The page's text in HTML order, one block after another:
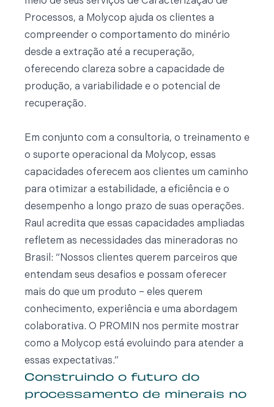
Processos, a Molycop ajuda os clientes a
compreender o comportamento do minério
desde a extração até a recuperação,
oferecendo clareza sobre a capacidade de
produção, a variabilidade e o potencial de
recuperação.
Em conjunto com a consultoria, o treinamento e
o suporte operacional da Molycop, essas
capacidades oferecem aos clientes um caminho
para otimizar a estabilidade, a eficiência e o
desempenho a longo prazo de suas operações.
Raul acredita que essas capacidades ampliadas
refletem as necessidades das mineradoras no
Brasil: “Nossos clientes querem parceiros que
entendam seus desafios e possam oferecer
mais do que um produto – eles querem
conhecimento, experiência e uma abordagem
colaborativa. O PROMIN nos permite mostrar
como a Molycop está evoluindo para atender a
essas expectativas.”
Construindo o futuro do
processamento de minerais no